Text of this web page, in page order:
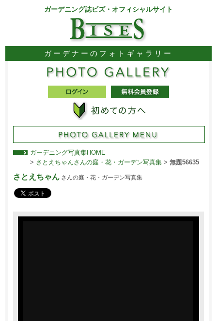
ガーデニング誌ビズ・オフィシャルサイト
ガーデナーのフォトギャラリー
ガーデニング写真集HOME
> さとえちゃんさんの庭・花・ガーデン写真集> 無題56635
さとえちゃんさんの庭・花・ガーデン写真集